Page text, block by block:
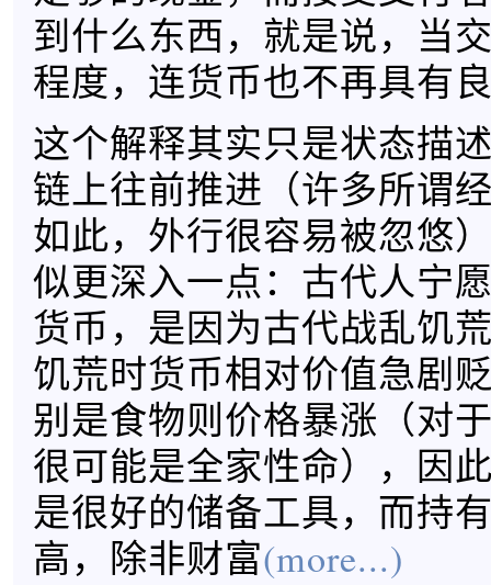
到什么东西，就是说，当
程度，连货币也不再具有
这个解释其实只是状态描
链上往前推进（许多所谓
如此，外行很容易被忽悠
似更深入一点：古代人宁
货币，是因为古代战乱饥
饥荒时货币相对价值急剧
别是食物则价格暴涨（对
很可能是全家性命），因
是很好的储备工具，而持
高，除非财富(more...)